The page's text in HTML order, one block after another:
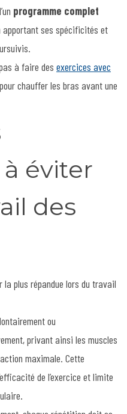
programme complet
apportant ses spécificités et
à faire des exercices avec
chauffer les bras avant une
éviter
des
la plus répandue lors du travail
ou
privant ainsi les muscles
maximale. Cette
de l’exercice et limite